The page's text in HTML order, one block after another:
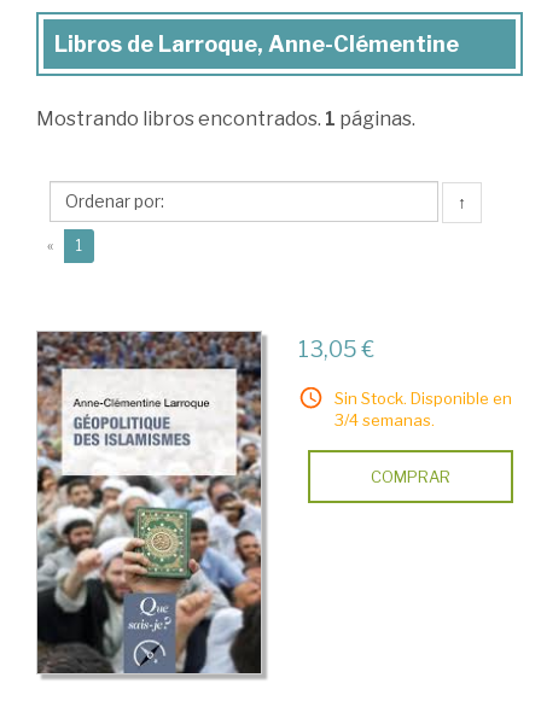
Libros
Larroque,
Clémentine
Libros de Larroque, Anne-Clémentine
Mostrando libros encontrados. 1 páginas.
↑
« 1
13,05 €
Sin Stock. Disponible en
3/4 semanas.
COMPRAR